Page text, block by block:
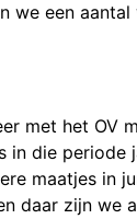
we een
met het OV
in die periode
maatjes in
daar zijn we